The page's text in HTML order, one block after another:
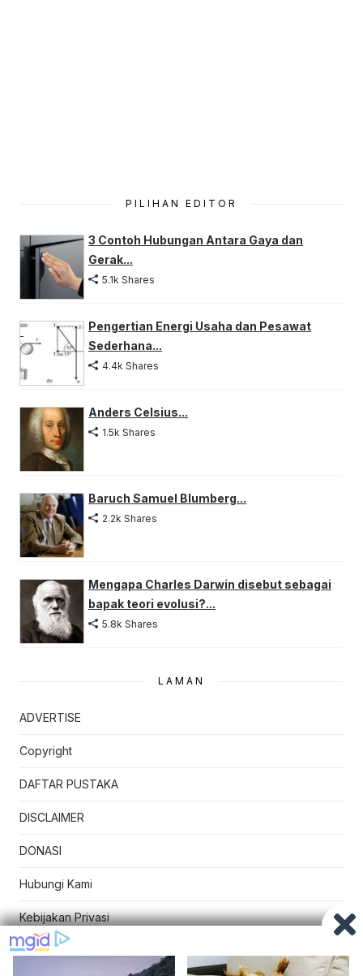
PILIHAN EDITOR
3 Contoh Hubungan Antara Gaya dan
Gerak...
5.1k Shares
Pengertian Energi Usaha dan Pesawat
Sederhana...
4.4k Shares
Anders Celsius...
1.5k Shares
Baruch Samuel Blumberg...
2.2k Shares
Mengapa Charles Darwin disebut sebagai
bapak teori evolusi?...
5.8k Shares
LAMAN
ADVERTISE
Copyright
DAFTAR PUSTAKA
DISCLAIMER
DONASI
Hubungi Kami
Kebijakan Privasi